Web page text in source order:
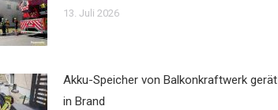
13. Juli 2026
Akku-Speicher von Balkonkraftwerk gerät
in Brand